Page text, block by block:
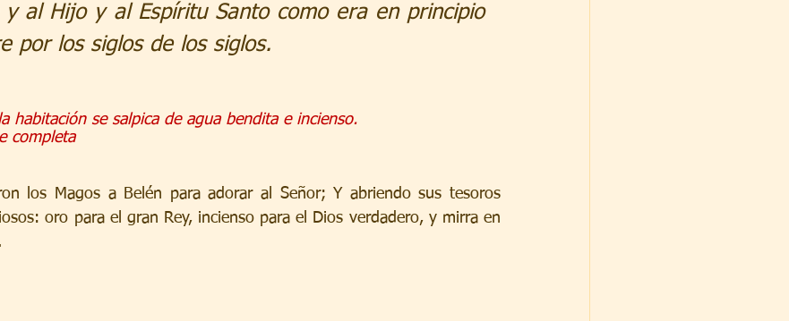
y al Hijo y al Espíritu Santo como era en principio
por los siglos de los siglos.
habitación se salpica de agua bendita e incienso.
completa
los Magos a Belén para adorar al Señor; Y abriendo sus tesoros
oro para el gran Rey, incienso para el Dios verdadero, y mirra en